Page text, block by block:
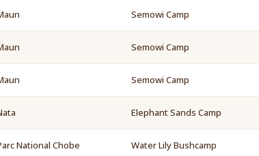
Semowi Camp
Semowi Camp
Semowi Camp
Elephant Sands Camp
National Chobe Water Lily Bushcamp